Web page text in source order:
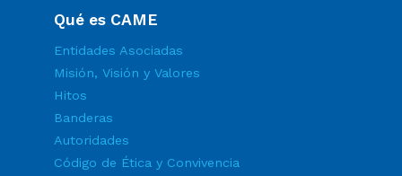
Qué es CAME
Entidades Asociadas
Misión, Visión y Valores
Hitos
Banderas
Autoridades
Código de Ética y Convivencia